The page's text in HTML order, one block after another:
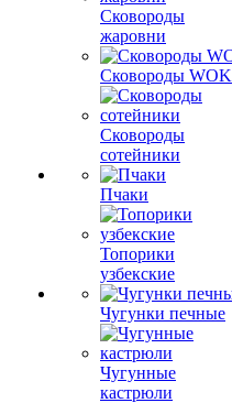
Сковороды
жаровни
Сковороды WOK
Сковороды
сотейники
Пчаки
Топорики
узбекские
Чугунки печные
Чугунные
кастрюли